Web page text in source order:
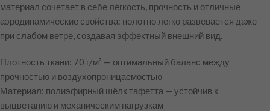
материал сочетает в себе лёгкость, прочность и отличные
аэродинамические свойства: полотно легко развевается даже
при слабом ветре, создавая эффектный внешний вид.
Плотность ткани: 70 г/м² — оптимальный баланс между
прочностью и воздухопроницаемостью
Материал: полиэфирный шёлк тафетта — устойчив к
выцветанию и механическим нагрузкам